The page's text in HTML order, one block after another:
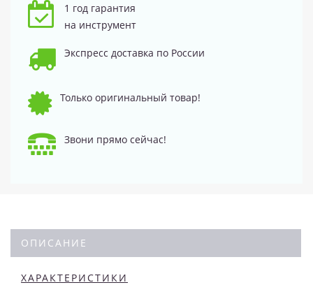
1 год гарантия
на инструмент
Экспресс доставка по России
Только оригинальный товар!
Звони прямо сейчас!
ОПИСАНИЕ
ХАРАКТЕРИСТИКИ